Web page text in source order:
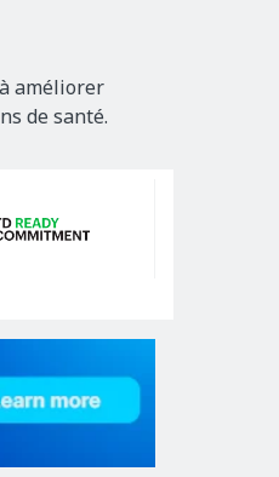
améliorer
de santé.